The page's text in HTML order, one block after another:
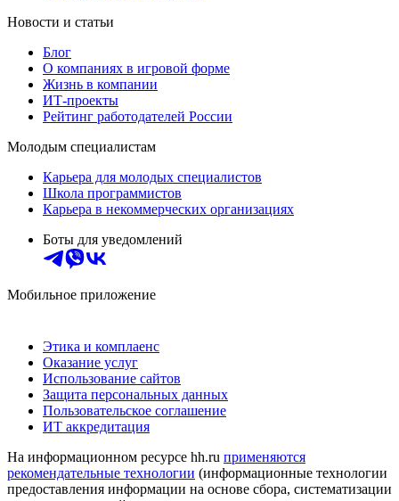
Новости и статьи
Блог
О компаниях в игровой форме
Жизнь в компании
ИТ-проекты
Рейтинг работодателей России
Молодым специалистам
Карьера для молодых специалистов
Школа программистов
Карьера в некоммерческих организациях
Боты для уведомлений
Мобильное приложение
Этика и комплаенс
Оказание услуг
Использование сайтов
Защита персональных данных
Пользовательское соглашение
ИТ аккредитация
На информационном ресурсе hh.ru применяются
рекомендательные технологии (информационные технологии
предоставления информации на основе сбора, систематизации